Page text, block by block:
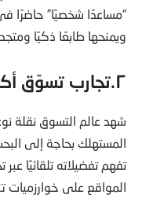
“مساعدًا شخصيًا” حاضرًا
ويمنحها طابعًا ذكيًا
٢.تجارب تسوّق أكثر ذكاءً
شهد عالم التسوق نقلة
المستهلك بحاجة إلى
تفهم تفضيلاته تلقائيًا
المواقع على خوارزميات